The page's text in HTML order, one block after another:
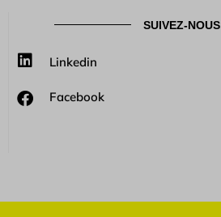
SUIVEZ-NOUS
Linkedin
Facebook